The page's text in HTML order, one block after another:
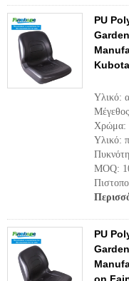
PU
Υλικό:
Χρώμα:
Υλικό:
MOQ:
PU